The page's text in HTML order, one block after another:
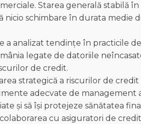
Starea generală stabilă
nicio schimbare în durata medie
a analizat tendințe în practicile
legate de datoriile
de credit.
strategică a riscurilor de
adecvate de management
și să își protejeze sănătatea
cu asiguratori de